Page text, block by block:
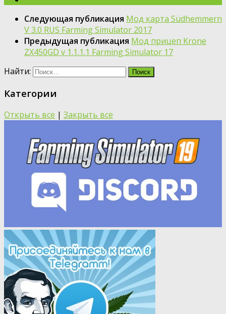
Следующая публикация Мод карта Südhemmern
V 3.0 RUS Farming Simulator 2017
Предыдущая публикация Мод прицеп Krone
ZX450GD v 1.1.1.1 Farming Simulator 17
Найти:
Категории
Открыть все | Закрыть все